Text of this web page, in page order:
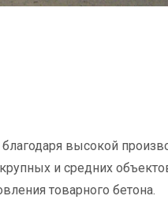
высокой
и средних
товарного бетона.